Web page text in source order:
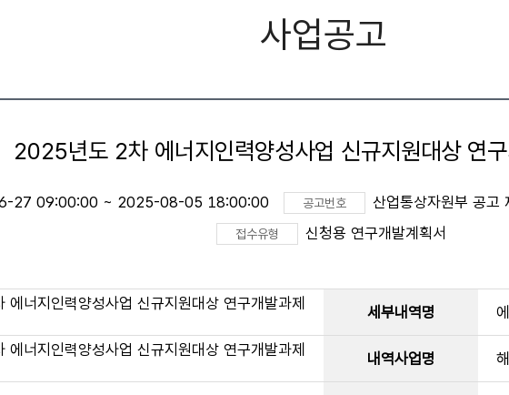
사업공고
2025년도 2차 에너지인력양성사업 신규지원대상 연
27 09:00:00 ~ 2025-08-05 18:00:00 공고번호 산업통상자원부 공
접수유형 신청용 연구개발계획서
너지인력양성사업 신규지원대상 연구개발과제
세부내역명
너지인력양성사업 신규지원대상 연구개발과제
내역사업명